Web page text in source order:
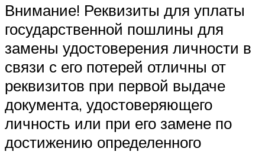
Внимание! Реквизиты для уплаты
государственной пошлины для
замены удостоверения личности в
связи с его потерей отличны от
реквизитов при первой выдаче
документа, удостоверяющего
личность или при его замене по
достижению определенного